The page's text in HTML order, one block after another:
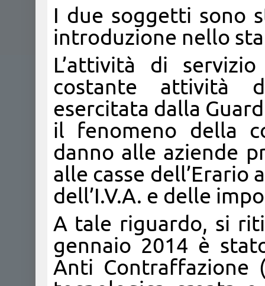
I due soggetti sono
introduzione nello
L’attività di
costante attività
esercitata dalla
il fenomeno della
danno alle aziende
alle casse
dell’I.V.A. e delle
A tale riguardo, si
gennaio 2014 è
Anti Contraffazione